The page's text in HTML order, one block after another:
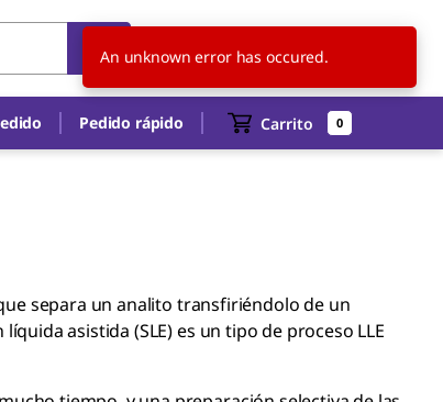
ES
Pedido rápido Carrito 0
separa un analito transfiriéndolo de un
asistida (SLE) es un tipo de proceso LLE
An unknown error has occured.